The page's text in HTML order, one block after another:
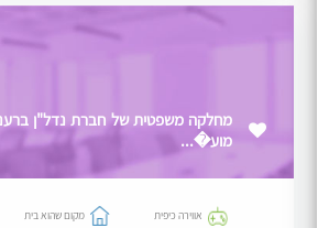
מחלקה משפטית של חברת נדל"ן
מוע�...
אווירה כיפית מקום שהוא בית